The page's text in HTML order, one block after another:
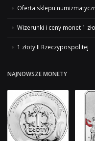
Oferta sklepu
Wizerunki i ceny monet 1
1 złoty II Rzeczypospolitej
NAJNOWSZE MONETY